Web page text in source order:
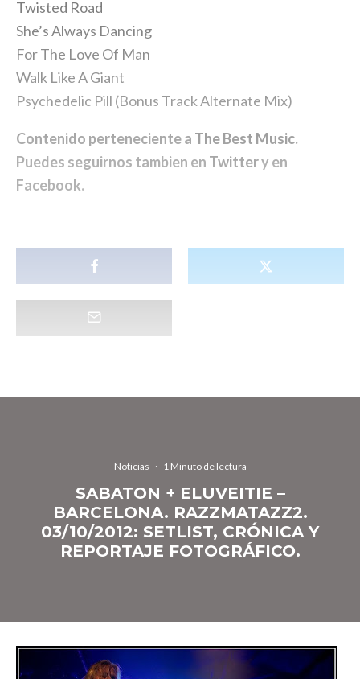
Twisted Road
She’s Always Dancing
For The Love Of Man
Walk Like A Giant
Psychedelic Pill (Bonus Track Alternate Mix)
Contenido perteneciente a The Best Music.
Puedes seguirnos tambien en Twittery en
Facebook.
Noticias · 1 Minuto de lectura
SABATON + ELUVEITIE –
BARCELONA. RAZZMATAZZ2.
03/10/2012: SETLIST, CRÓNICA Y
REPORTAJE FOTOGRÁFICO.